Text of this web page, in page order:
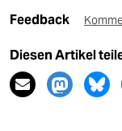
Feedback
Diesen Artikel